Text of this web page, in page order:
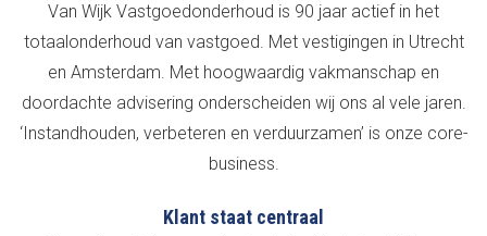
Van Wijk Vastgoedonderhoud is 90 jaar actief in het
totaalonderhoud van vastgoed. Met vestigingen in Utrecht
en Amsterdam. Met hoogwaardig vakmanschap en
doordachte advisering onderscheiden wij ons al vele jaren.
‘Instandhouden, verbeteren en verduurzamen’ is onze core-
business.
Klant staat centraal